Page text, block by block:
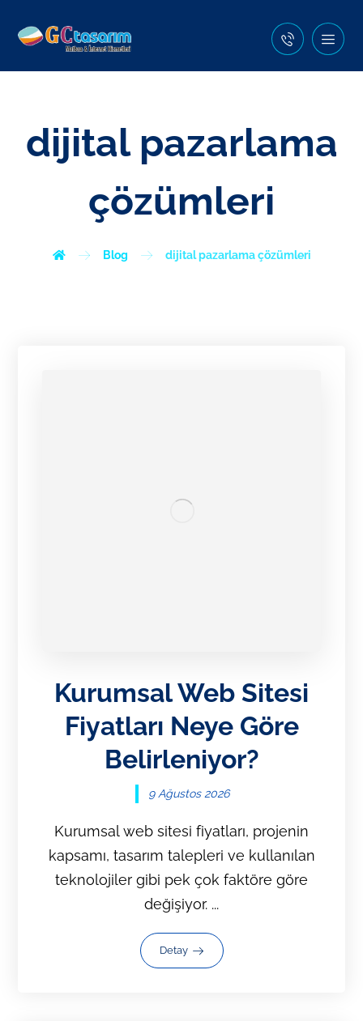
dijital pazarlama
çözümleri
Blog dijital pazarlama çözümleri
Kurumsal Web Sitesi
Fiyatları Neye Göre
Belirleniyor?
9 Ağustos 2026
Kurumsal web sitesi fiyatları, projenin
kapsamı, tasarım talepleri ve kullanılan
teknolojiler gibi pek çok faktöre göre
değişiyor. ...
Detay